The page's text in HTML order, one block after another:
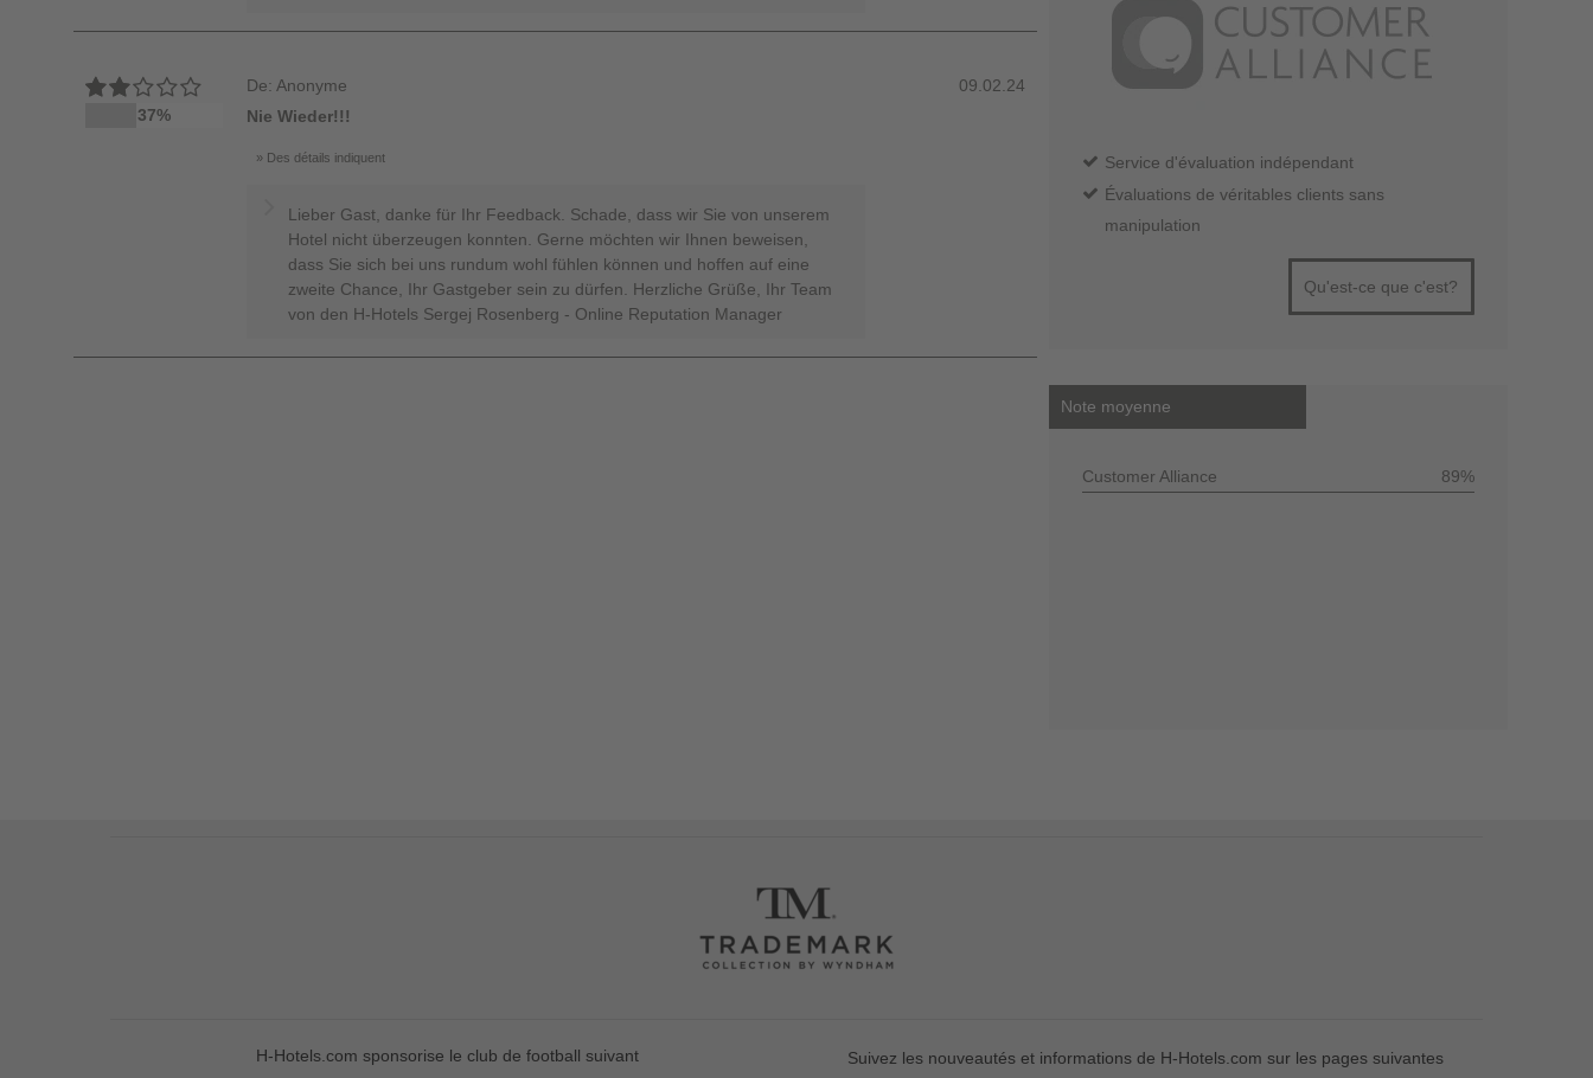
37%
De: Anonyme
Nie Wieder!!!
Des détails indiquent
Lieber Gast, danke für Ihr Feedback. Schade, dass wir Sie von unserem
Hotel nicht überzeugen konnten. Gerne möchten wir Ihnen beweisen,
dass Sie sich bei uns rundum wohl fühlen können und hoffen auf eine
zweite Chance, Ihr Gastgeber sein zu dürfen. Herzliche Grüße, Ihr Team
von den H-Hotels Sergej Rosenberg - Online Reputation Manager
09.02.24
Service d'évaluation indépendant
Évaluations de véritables clients sans
manipulation
Qu'est-ce que c'est?
Note moyenne
Customer Alliance 89%
H-Hotels.com sponsorise le club de football suivant Suivez les nouveautés et informations de H-Hotels.com sur les pages suivantes